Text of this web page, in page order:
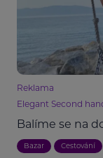
Reklama
Elegant Second
Balíme se na
Bazar Cestování